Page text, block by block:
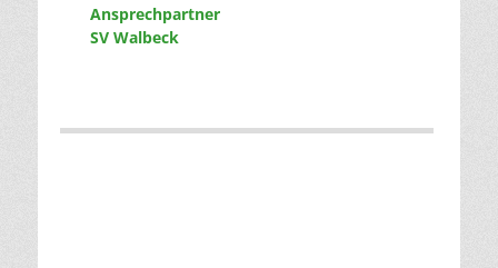
Ansprechpartner
SV Walbeck